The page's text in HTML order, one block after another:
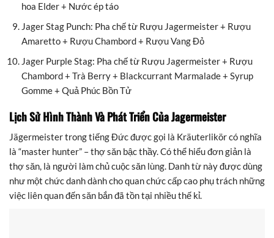
hoa Elder + Nước ép táo
Jager Stag Punch: Pha chế từ Rượu Jagermeister + Rượu
Amaretto + Rượu Chambord + Rượu Vang Đỏ
Jager Purple Stag: Pha chế từ Rượu Jagermeister + Rượu
Chambord + Trà Berry + Blackcurrant Marmalade + Syrup
Gomme + Quả Phúc Bồn Tử
Lịch Sử Hình Thành Và Phát Triển Của Jagermeister
Jägermeister trong tiếng Đức được gọi là Kräuterlikör có nghĩa
là “master hunter” – thợ săn bậc thầy. Có thể hiểu đơn giản là
thợ săn, là người làm chủ cuộc săn lùng. Danh từ này được dùng
như một chức danh dành cho quan chức cấp cao phụ trách những
việc liên quan đến săn bắn đã tồn tại nhiều thế kỉ.